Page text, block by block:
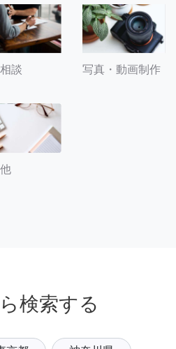
談 写真・動画制作
検索する